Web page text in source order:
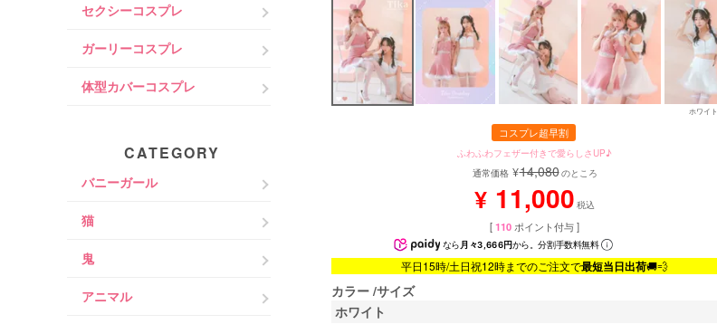
セクシーコスプレ
ガーリーコスプレ
体型カバーコスプレ
CATEGORY
バニーガール
猫
鬼
アニマル
ホワイト
コスプレ超早割
ふわふわフェザー付きで愛らしさUP♪
通常価格 ¥14,080のところ
¥ 11,000 税込
[110 ポイント付与 ]
なら 月々3,666円から。分割手数料無料
平日15時/土日祝12時までのご注文で最短当日出荷🚚💨
カラー サイズ
ホワイト